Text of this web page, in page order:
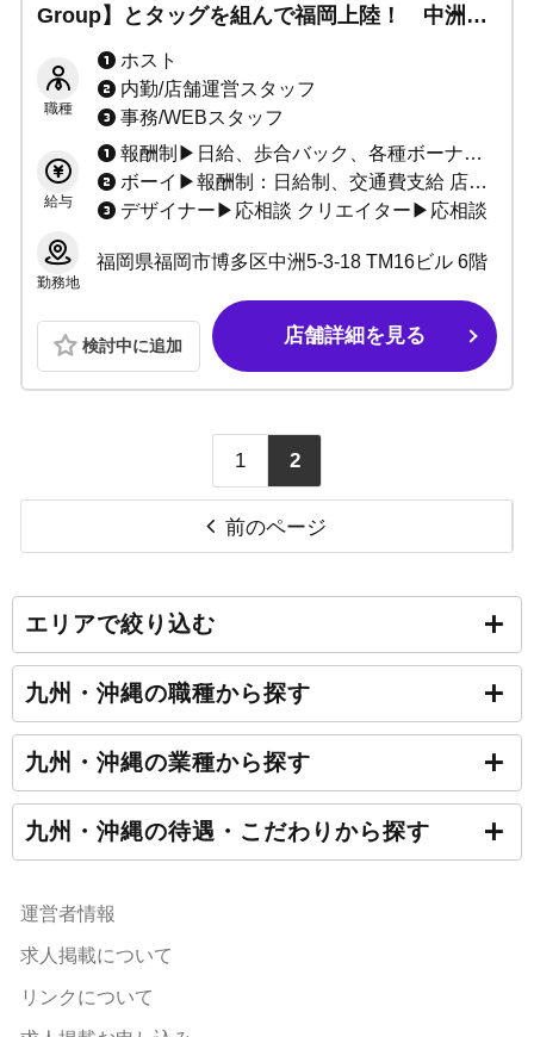
Group】とタッグを組んで福岡上陸！ 中洲屈
指の報酬システム▶福岡最速で稼ぎたいなら
『AIR PURE』へ！！
職種
ホスト
内勤/店舗運営スタッフ
事務/WEBスタッフ
給与
報酬制▶日給、歩合バック、各種ボーナスあり
ボーイ▶報酬制：日給制、交通費支給 店舗運営スタッフ▶月給制：社会保険完備、交通費支給、賞与有 ヘアメイク▶応相談
デザイナー▶応相談 クリエイター▶応相談
勤務地
福岡県福岡市博多区中洲5-3-18 TM16ビル 6階
検討中に追加 店舗詳細を見る
1 2
前のページ
エリアで絞り込む
九州・沖縄の職種から探す
九州・沖縄の業種から探す
九州・沖縄の待遇・こだわりから探す
運営者情報
求人掲載について
リンクについて